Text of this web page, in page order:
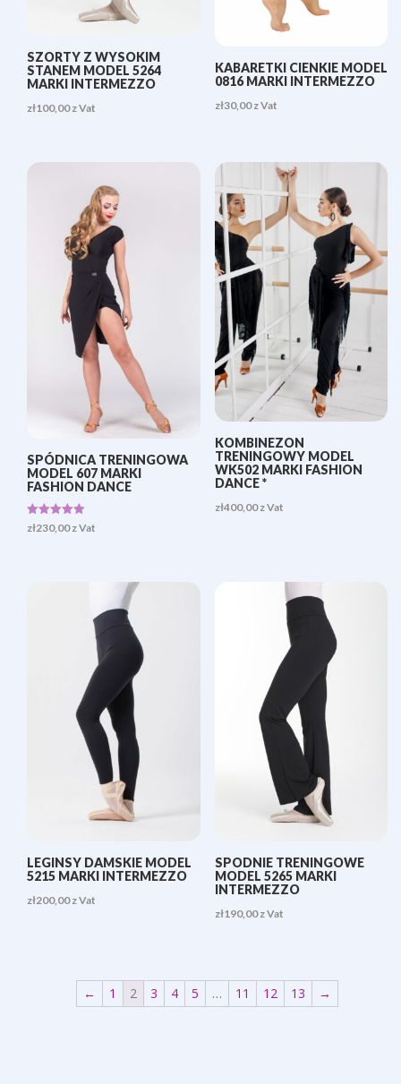
SZORTY Z WYSOKIM
STANEM MODEL 5264
MARKI INTERMEZZO
zł100,00 z Vat
KABARETKI CIENKIE MODEL
0816 MARKI INTERMEZZO
zł30,00 z Vat
SPÓDNICA TRENINGOWA
MODEL 607 MARKI
FASHION DANCE
Oceniono
5.00
zł230,00 z Vat
KOMBINEZON
TRENINGOWY MODEL
WK502 MARKI FASHION
DANCE *
zł400,00 z Vat
LEGINSY DAMSKIE MODEL
5215 MARKI INTERMEZZO
zł200,00 z Vat
SPODNIE TRENINGOWE
MODEL 5265 MARKI
INTERMEZZO
zł190,00 z Vat
← 1 2 3 4 5 … 11 12 13 →